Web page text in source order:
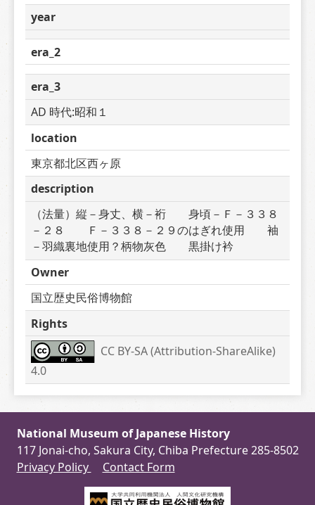
year
era_2
era_3
AD 時代:昭和１
location
東京都北区西ヶ原
description
（法量）縦－身丈、横－裄　　身頃－Ｆ－３３８
－２８　　Ｆ－３３８－２９のはぎれ使用　　袖
－羽織裏地使用？柄物灰色　　黒掛け衿
Owner
国立歴史民俗博物館
Rights
CC BY-SA (Attribution-ShareAlike)
4.0
National Museum of Japanese History
117 Jonai-cho, Sakura City, Chiba Prefecture 285-8502
Privacy Policy
Contact Form